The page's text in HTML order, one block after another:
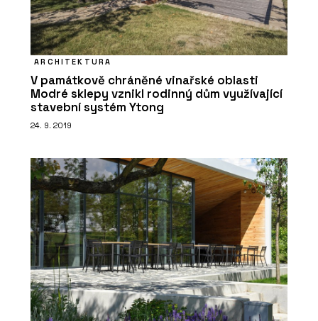
ARCHITEKTURA
V památkově chráněné vinařské oblasti
Modré sklepy vznikl rodinný dům využívající
stavební systém Ytong
24. 9. 2019